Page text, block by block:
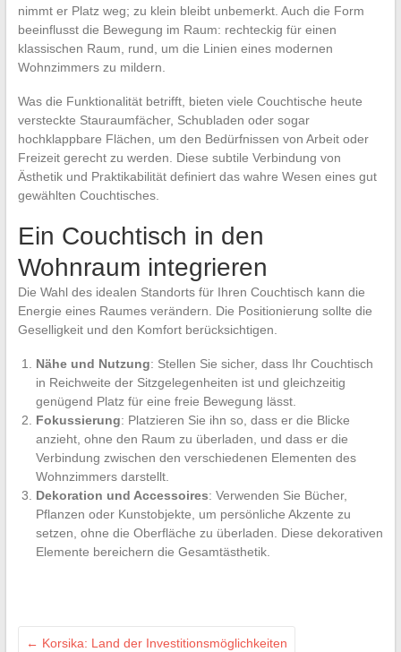
nimmt er Platz weg; zu klein bleibt unbemerkt. Auch die Form
beeinflusst die Bewegung im Raum: rechteckig für einen
klassischen Raum, rund, um die Linien eines modernen
Wohnzimmers zu mildern.
Was die Funktionalität betrifft, bieten viele Couchtische heute
versteckte Stauraumfächer, Schubladen oder sogar
hochklappbare Flächen, um den Bedürfnissen von Arbeit oder
Freizeit gerecht zu werden. Diese subtile Verbindung von
Ästhetik und Praktikabilität definiert das wahre Wesen eines gut
gewählten Couchtisches.
Ein Couchtisch in den
Wohnraum integrieren
Die Wahl des idealen Standorts für Ihren Couchtisch kann die
Energie eines Raumes verändern. Die Positionierung sollte die
Geselligkeit und den Komfort berücksichtigen.
Nähe und Nutzung: Stellen Sie sicher, dass Ihr Couchtisch
in Reichweite der Sitzgelegenheiten ist und gleichzeitig
genügend Platz für eine freie Bewegung lässt.
Fokussierung: Platzieren Sie ihn so, dass er die Blicke
anzieht, ohne den Raum zu überladen, und dass er die
Verbindung zwischen den verschiedenen Elementen des
Wohnzimmers darstellt.
Dekoration und Accessoires: Verwenden Sie Bücher,
Pflanzen oder Kunstobjekte, um persönliche Akzente zu
setzen, ohne die Oberfläche zu überladen. Diese dekorativen
Elemente bereichern die Gesamtästhetik.
← Korsika: Land der Investitionsmöglichkeiten